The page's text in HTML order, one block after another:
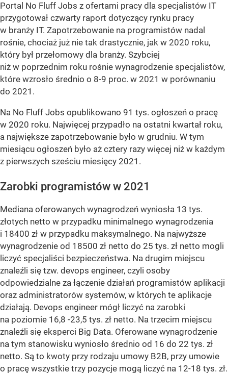
Portal No Fluff Jobs z ofertami pracy dla specjalistów IT
przygotował czwarty raport dotyczący rynku pracy
w branży IT. Zapotrzebowanie na programistów nadal
rośnie, chociaż już nie tak drastycznie, jak w 2020 roku,
który był przełomowy dla branży. Szybciej
niż w poprzednim roku rośnie wynagrodzenie specjalistów,
które wzrosło średnio o 8-9 proc. w 2021 w porównaniu
do 2021.
Na No Fluff Jobs opublikowano 91 tys. ogłoszeń o pracę
w 2020 roku. Najwięcej przypadło na ostatni kwartał roku,
a największe zapotrzebowanie było w grudniu. W tym
miesiącu ogłoszeń było aż cztery razy więcej niż w każdym
z pierwszych sześciu miesięcy 2021.
Zarobki programistów w 2021
Mediana oferowanych wynagrodzeń wyniosła 13 tys.
złotych netto w przypadku minimalnego wynagrodzenia
i 18400 zł w przypadku maksymalnego. Na najwyższe
wynagrodzenie od 18500 zł netto do 25 tys. zł netto mogli
liczyć specjaliści bezpieczeństwa. Na drugim miejscu
znaleźli się tzw. devops engineer, czyli osoby
odpowiedzialne za łączenie działań programistów aplikacji
oraz administratorów systemów, w których te aplikacje
działają. Devops engineer mógł liczyć na zarobki
na poziomie 16,8 -23,5 tys. zł netto. Na trzecim miejscu
znaleźli się eksperci Big Data. Oferowane wynagrodzenie
na tym stanowisku wyniosło średnio od 16 do 22 tys. zł
netto. Są to kwoty przy rodzaju umowy B2B, przy umowie
o pracę wszystkie trzy pozycje mogą liczyć na 12-18 tys. zł.